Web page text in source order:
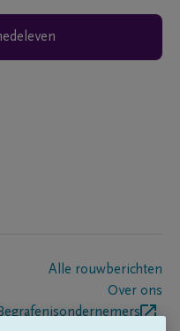
Alle rouwberichten
Over ons